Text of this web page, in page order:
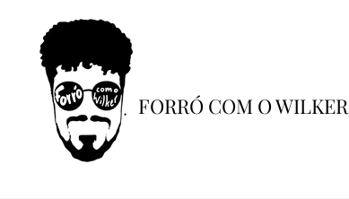
FORRÓ COM O WILKER